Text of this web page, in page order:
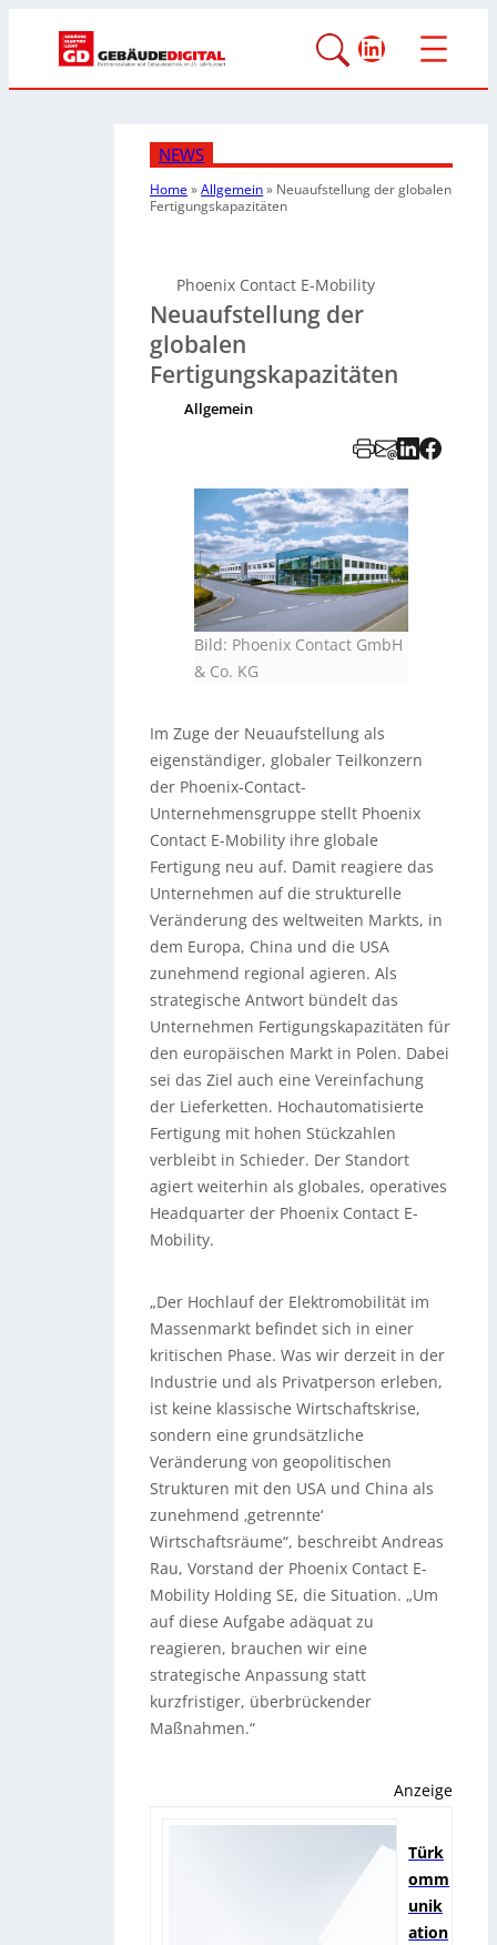
LinkedIn
NEWS
Home»Allgemein» Neuaufstellung der globalen
Fertigungskapazitäten
Phoenix Contact E-Mobility
Neuaufstellung der
globalen
Fertigungskapazitäten
Allgemein
Bild: Phoenix Contact GmbH
& Co. KG
Im Zuge der Neuaufstellung als
eigenständiger, globaler Teilkonzern
der Phoenix-Contact-
Unternehmensgruppe stellt Phoenix
Contact E-Mobility ihre globale
Fertigung neu auf. Damit reagiere das
Unternehmen auf die strukturelle
Veränderung des weltweiten Markts, in
dem Europa, China und die USA
zunehmend regional agieren. Als
strategische Antwort bündelt das
Unternehmen Fertigungskapazitäten für
den europäischen Markt in Polen. Dabei
sei das Ziel auch eine Vereinfachung
der Lieferketten. Hochautomatisierte
Fertigung mit hohen Stückzahlen
verbleibt in Schieder. Der Standort
agiert weiterhin als globales, operatives
Headquarter der Phoenix Contact E-
Mobility.
„Der Hochlauf der Elektromobilität im
Massenmarkt befindet sich in einer
kritischen Phase. Was wir derzeit in der
Industrie und als Privatperson erleben,
ist keine klassische Wirtschaftskrise,
sondern eine grundsätzliche
Veränderung von geopolitischen
Strukturen mit den USA und China als
zunehmend ‚getrennte‘
Wirtschaftsräume“, beschreibt Andreas
Rau, Vorstand der Phoenix Contact E-
Mobility Holding SE, die Situation. „Um
auf diese Aufgabe adäquat zu
reagieren, brauchen wir eine
strategische Anpassung statt
kurzfristiger, überbrückender
Maßnahmen.“
Anzeige
Türk
omm
unik
ation